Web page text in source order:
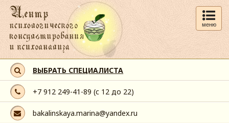
меню
ВЫБРАТЬ СПЕЦИАЛИСТА
+7 912 249-41-89 (с 12 до 22)
bakalinskaya.marina@yandex.ru